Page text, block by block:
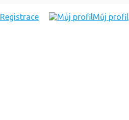
Registrace Můj profil